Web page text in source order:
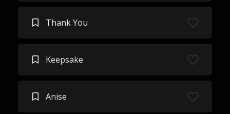
Thank You
Keepsake
Anise